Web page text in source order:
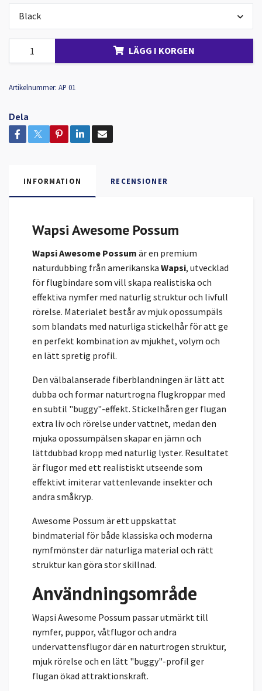
Black
LÄGG I KORGEN
Artikelnummer: AP 01
Dela
INFORMATION RECENSIONER
Wapsi Awesome Possum
Wapsi Awesome Possum är en premium
naturdubbing från amerikanska Wapsi, utvecklad
för flugbindare som vill skapa realistiska och
effektiva nymfer med naturlig struktur och livfull
rörelse. Materialet består av mjuk opossumpäls
som blandats med naturliga stickelhår för att ge
en perfekt kombination av mjukhet, volym och
en lätt spretig profil.
Den välbalanserade fiberblandningen är lätt att
dubba och formar naturtrogna flugkroppar med
en subtil "buggy"-effekt. Stickelhåren ger flugan
extra liv och rörelse under vattnet, medan den
mjuka opossumpälsen skapar en jämn och
lättdubbad kropp med naturlig lyster. Resultatet
är flugor med ett realistiskt utseende som
effektivt imiterar vattenlevande insekter och
andra småkryp.
Awesome Possum är ett uppskattat
bindmaterial för både klassiska och moderna
nymfmönster där naturliga material och rätt
struktur kan göra stor skillnad.
Användningsområde
Wapsi Awesome Possum passar utmärkt till
nymfer, puppor, våtflugor och andra
undervattensflugor där en naturtrogen struktur,
mjuk rörelse och en lätt "buggy"-profil ger
flugan ökad attraktionskraft.